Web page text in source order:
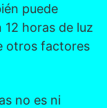
puede
12 horas de luz
otros factores
no es ni